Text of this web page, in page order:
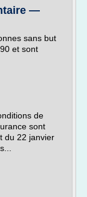
—
sans but
et sont
de
sont
du 22 janvier